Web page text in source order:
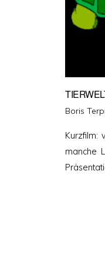
Boris
Kurzfilm:
manche